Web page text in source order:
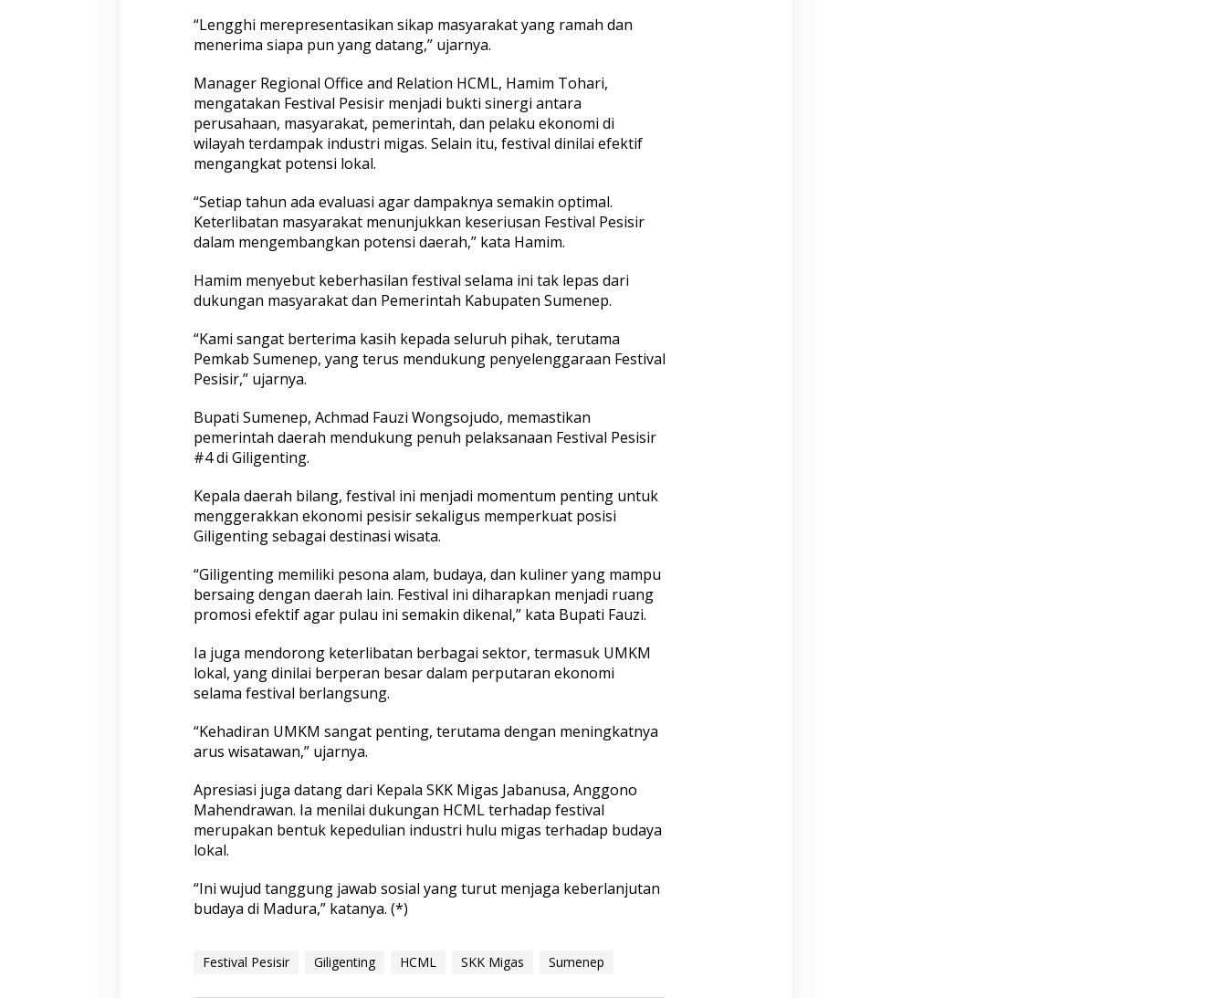
a
“Lengghi merepresentasikan sikap masyarakat yang ramah dan
menerima siapa pun yang datang,” ujarnya.
Manager Regional Office and Relation HCML, Hamim Tohari,
mengatakan Festival Pesisir menjadi bukti sinergi antara
perusahaan, masyarakat, pemerintah, dan pelaku ekonomi di
wilayah terdampak industri migas. Selain itu, festival dinilai efektif
mengangkat potensi lokal.
“Setiap tahun ada evaluasi agar dampaknya semakin optimal.
Keterlibatan masyarakat menunjukkan keseriusan Festival Pesisir
dalam mengembangkan potensi daerah,” kata Hamim.
Hamim menyebut keberhasilan festival selama ini tak lepas dari
dukungan masyarakat dan Pemerintah Kabupaten Sumenep.
“Kami sangat berterima kasih kepada seluruh pihak, terutama
Pemkab Sumenep, yang terus mendukung penyelenggaraan Festival
Pesisir,” ujarnya.
Bupati Sumenep, Achmad Fauzi Wongsojudo, memastikan
pemerintah daerah mendukung penuh pelaksanaan Festival Pesisir
#4 di Giligenting.
Kepala daerah bilang, festival ini menjadi momentum penting untuk
menggerakkan ekonomi pesisir sekaligus memperkuat posisi
Giligenting sebagai destinasi wisata.
“Giligenting memiliki pesona alam, budaya, dan kuliner yang mampu
bersaing dengan daerah lain. Festival ini diharapkan menjadi ruang
promosi efektif agar pulau ini semakin dikenal,” kata Bupati Fauzi.
Ia juga mendorong keterlibatan berbagai sektor, termasuk UMKM
lokal, yang dinilai berperan besar dalam perputaran ekonomi
selama festival berlangsung.
“Kehadiran UMKM sangat penting, terutama dengan meningkatnya
arus wisatawan,” ujarnya.
Apresiasi juga datang dari Kepala SKK Migas Jabanusa, Anggono
Mahendrawan. Ia menilai dukungan HCML terhadap festival
merupakan bentuk kepedulian industri hulu migas terhadap budaya
lokal.
“Ini wujud tanggung jawab sosial yang turut menjaga keberlanjutan
budaya di Madura,” katanya. (*)
Festival Pesisir Giligenting HCML SKK Migas Sumenep